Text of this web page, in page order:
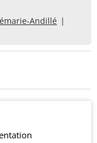
Andillé